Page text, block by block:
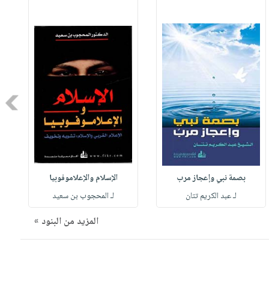
بصمة نبي وإعجاز مرب
لـ عبد الكريم تتان
الإسلام والإعلاموفوبيا
لـ المحجوب بن سعيد
المزيد من البنود »